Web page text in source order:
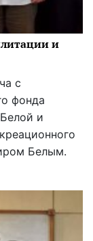
и
с
фонда
и
Белым.